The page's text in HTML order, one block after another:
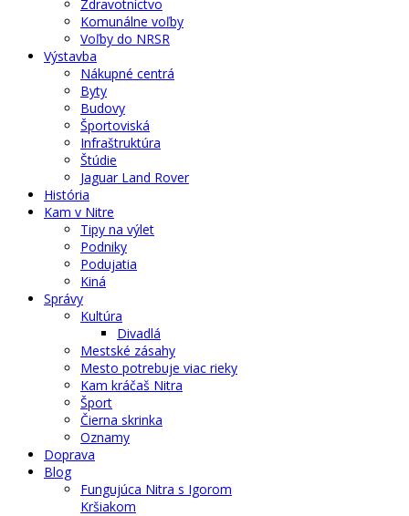
Zdravotníctvo
Komunálne voľby
Voľby do NRSR
Výstavba
Nákupné centrá
Byty
Budovy
Športoviská
Infraštruktúra
Štúdie
Jaguar Land Rover
História
Kam v Nitre
Tipy na výlet
Podniky
Podujatia
Kiná
Správy
Kultúra
Divadlá
Mestské zásahy
Mesto potrebuje viac rieky
Kam kráčaš Nitra
Šport
Čierna skrinka
Oznamy
Doprava
Blog
Fungujúca Nitra s Igorom
Kršiakom